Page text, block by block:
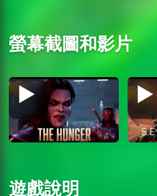
螢幕截圖和影片
遊戲說明